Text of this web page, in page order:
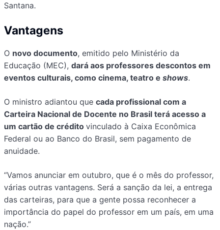
Santana.
Vantagens
O novo documento, emitido pelo Ministério da
Educação (MEC), dará aos professores descontos em
eventos culturais, como cinema, teatro e shows.
O ministro adiantou que cada profissional com a
Carteira Nacional de Docente no Brasil terá acesso a
um cartão de crédito vinculado à Caixa Econômica
Federal ou ao Banco do Brasil, sem pagamento de
anuidade.
“Vamos anunciar em outubro, que é o mês do professor,
várias outras vantagens. Será a sanção da lei, a entrega
das carteiras, para que a gente possa reconhecer a
importância do papel do professor em um país, em uma
nação.”